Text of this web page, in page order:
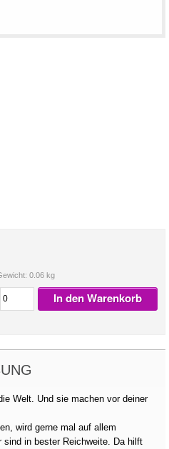
0.06 kg
In den Warenkorb
Welt. Und sie machen vor deiner
wird gerne mal auf allem
sind in bester Reichweite. Da hilft